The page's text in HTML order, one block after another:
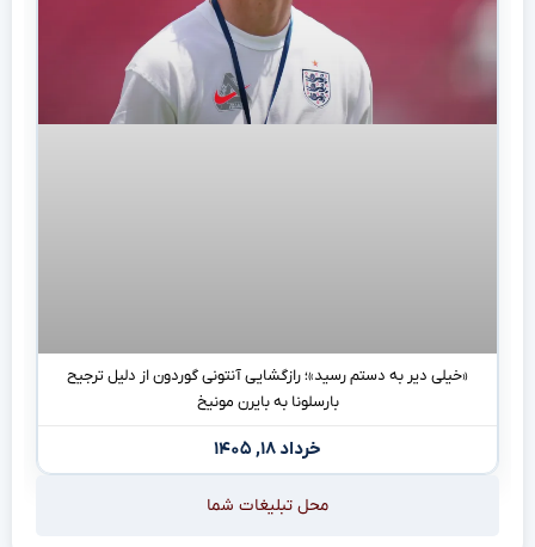
«خیلی دیر به دستم رسید»؛ رازگشایی آنتونی گوردون از دلیل ترجیح
بارسلونا به بایرن مونیخ
خرداد ۱۸, ۱۴۰۵
محل تبلیغات شما